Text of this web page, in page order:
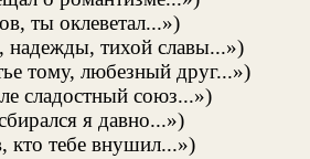
ты оклеветал...»)
тихой славы...»)
тому, любезный друг...»)
сладостный союз...»)
я давно...»)
кто тебе внушил...»)